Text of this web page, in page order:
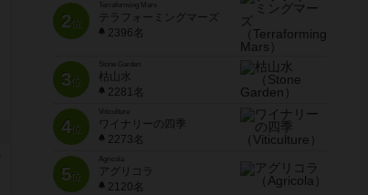
2位
Terraforming Mars
テラフォーミングマーズ
2396名
3位
Stone Garden
枯山水
2281名
4位
Viticulture
ワイナリーの四季
2273名
5位
Agricola
アグリコラ
2120名